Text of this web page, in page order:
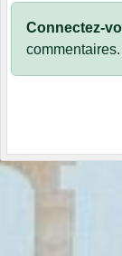
Connectez-
commentaires.